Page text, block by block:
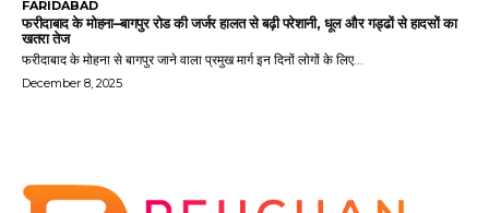
FARIDABAD
फरीदाबाद के मोहना–बागपुर रोड की जर्जर हालत से बढ़ी परेशानी, धूल और गड्ढों से हादसों का
खतरा तेज
फरीदाबाद के मोहना से बागपुर जाने वाला प्रमुख मार्ग इन दिनों लोगों के लिए...
December 8, 2025